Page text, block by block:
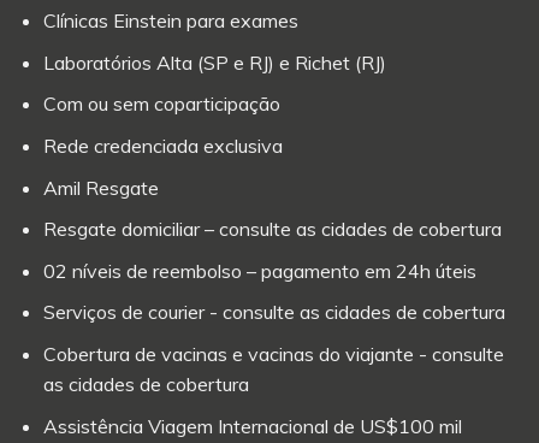
Clínicas Einstein para exames
Laboratórios Alta (SP e RJ) e Richet (RJ)
Com ou sem coparticipação
Rede credenciada exclusiva
Amil Resgate
Resgate domiciliar – consulte as cidades de cobertura
02 níveis de reembolso – pagamento em 24h úteis
Serviços de courier - consulte as cidades de cobertura
Cobertura de vacinas e vacinas do viajante - consulte
as cidades de cobertura
Assistência Viagem Internacional de US$100 mil